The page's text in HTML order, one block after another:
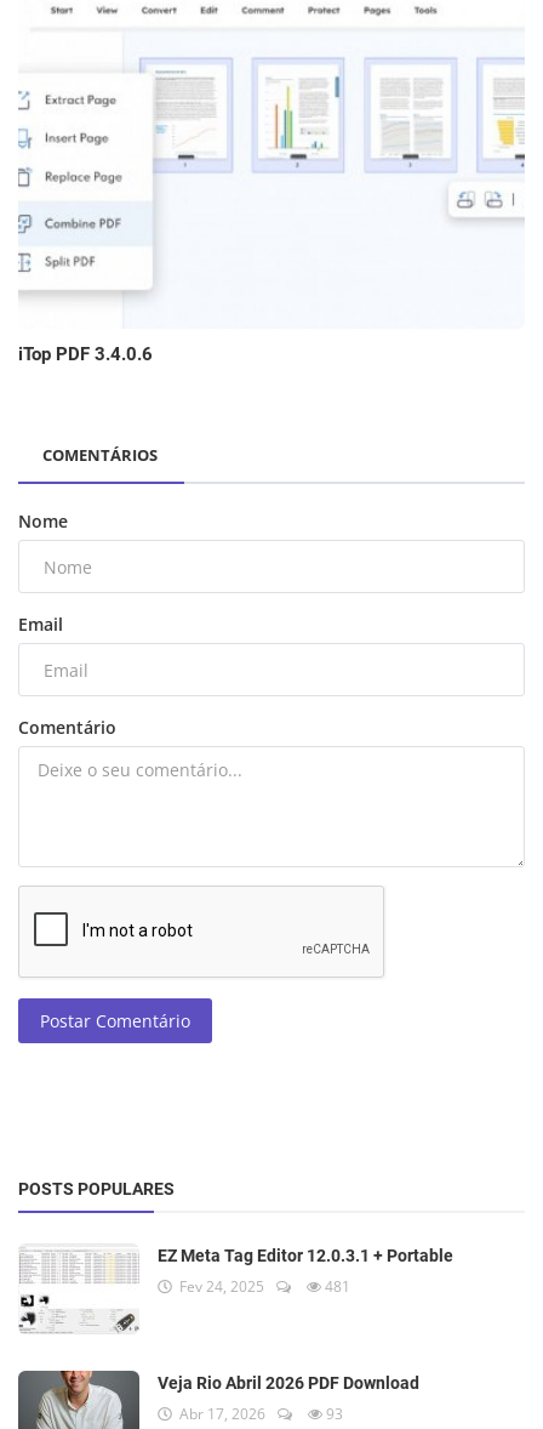
iTop PDF 3.4.0.6
COMENTÁRIOS
Nome
Email
Comentário
Postar Comentário
POSTS POPULARES
EZ Meta Tag Editor 12.0.3.1 + Portable
Fev 24, 2025 481
Veja Rio Abril 2026 PDF Download
Abr 17, 2026 93